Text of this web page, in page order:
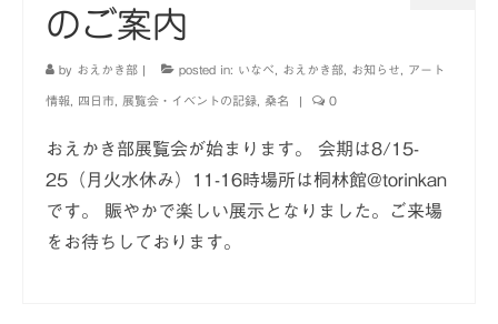
のご案内
by おえかき部 | posted in: いなべ おえかき部 お知らせ アート
情報 四日市 展覧会・イベントの記録 桑名 | 0
おえかき部展覧会が始まります。 会期は8/15-
25（月火水休み）11-16時場所は桐林館@torinkan
です。 賑やかで楽しい展示となりました。ご来場
をお待ちしております。